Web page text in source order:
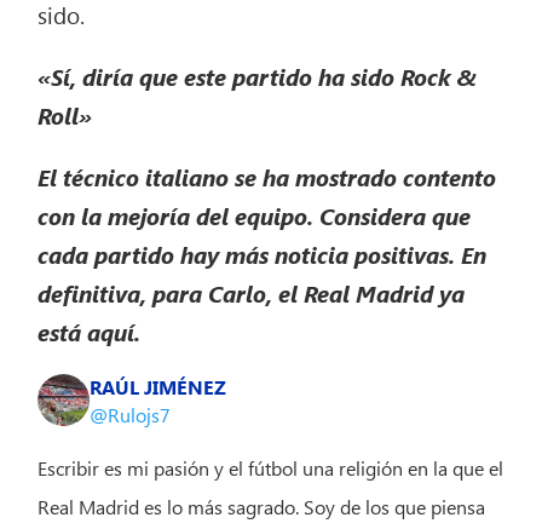
sido.
«Sí, diría que este partido ha sido Rock &
Roll»
El técnico italiano se ha mostrado contento
con la mejoría del equipo. Considera que
cada partido hay más noticia positivas. En
definitiva, para Carlo, el Real Madrid ya
está aquí.
RAÚL JIMÉNEZ
@Rulojs7
Escribir es mi pasión y el fútbol una religión en la que el
Real Madrid es lo más sagrado. Soy de los que piensa